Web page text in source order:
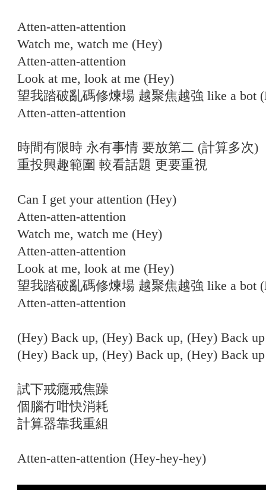
Atten-atten-attention
Watch me, watch me (Hey)
Atten-atten-attention
Look at me, look at me (Hey)
望我踏破亂碼修煉場 越聚焦越強 like a bot
Atten-atten-attention
時間有限時 永有事情 要放第二 (計算多次)
重投興趣範圍 較看話題 更要重視
Can I get your attention (Hey)
Atten-atten-attention
Watch me, watch me (Hey)
Atten-atten-attention
Look at me, look at me (Hey)
望我踏破亂碼修煉場 越聚焦越強 like a bot
Atten-atten-attention
(Hey) Back up, (Hey) Back up, (Hey) Back up
(Hey) Back up, (Hey) Back up, (Hey) Back up
試下戒癮戒焦躁
個腦冇咁快消耗
計算器靠我重組
Atten-atten-attention (Hey-hey-hey)